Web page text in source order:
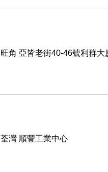
旺角 亞皆老街40-46號利群大
荃灣 順豐工業中心